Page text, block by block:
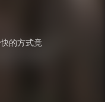
的方式竟